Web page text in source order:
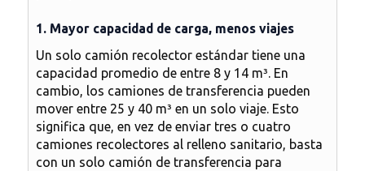
1. Mayor capacidad de carga, menos viajes
Un solo camión recolector estándar tiene una
capacidad promedio de entre 8 y 14 m³. En
cambio, los camiones de transferencia pueden
mover entre 25 y 40 m³ en un solo viaje. Esto
significa que, en vez de enviar tres o cuatro
camiones recolectores al relleno sanitario, basta
con un solo camión de transferencia para